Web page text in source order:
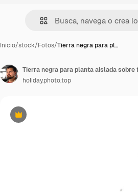
Inicio/stock/Fotos/Tierra negra para pl…
Premium
Tierra negra para planta aislada sobre
holiday.photo.top